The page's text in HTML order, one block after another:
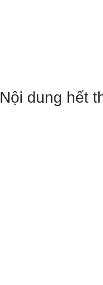
Nội dung hết